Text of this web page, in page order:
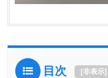
目次 [非表示]